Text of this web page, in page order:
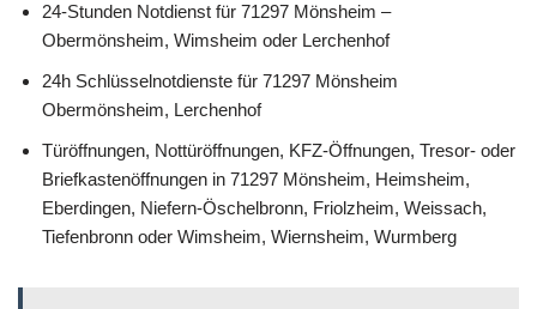
24-Stunden Notdienst für 71297 Mönsheim –
Obermönsheim, Wimsheim oder Lerchenhof
24h Schlüsselnotdienste für 71297 Mönsheim
Obermönsheim, Lerchenhof
Türöffnungen, Nottüröffnungen, KFZ-Öffnungen, Tresor- oder
Briefkastenöffnungen in 71297 Mönsheim, Heimsheim,
Eberdingen, Niefern-Öschelbronn, Friolzheim, Weissach,
Tiefenbronn oder Wimsheim, Wiernsheim, Wurmberg